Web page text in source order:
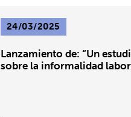
24/03/2025
Lanzamiento de: “Un
sobre la informalidad